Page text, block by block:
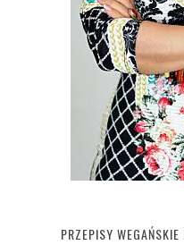
PRZEPISY